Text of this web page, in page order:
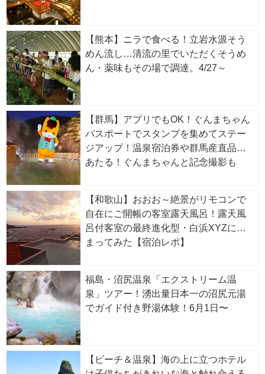
【熊本】ニラで食べる！立岩水源そう
めん流し…清流の里でいただくそうめ
ん・薬味もその場で調達。4/27～
【群馬】アプリでもOK！ぐんまちゃん
パスポートでスタンプを集めてステー
ジアップ！温泉宿泊券や群馬産直品が
あたる！ぐんまちゃんと記念撮影も
【和歌山】おおお～絶景がリモコンで
自在にご開帳の客室露天風呂！露天風
呂付客室の最終進化型・白浜XYZに泊
まってみた【宿泊レポ】
福島・沼尻温泉「エクストリーム温
泉」ツアー！湧出量日本一の沼尻元湯
でガイド付き野湯体験！6月1日〜
【ビーチ＆温泉】海の上に立つホテル